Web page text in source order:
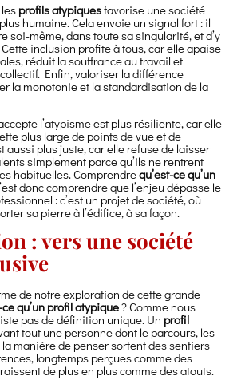
profils atypiquesfavorise une société
humaine. Cela envoie un signal fort : il
soi-même, dans toute sa singularité, et d’y
inclusion profite à tous, car elle apaise
réduit la souffrance au travail et
Enfin, valoriser la différence
la monotonie et la standardisation de la
l’atypisme est plus résiliente, car elle
plus large de points de vue et de
aussi plus juste, car elle refuse de laisser
simplement parce qu’ils ne rentrent
habituelles. Comprendrequ’est-ce qu’un
donc comprendre que l’enjeu dépasse le
: c’est un projet de société, où
sa pierre à l’édifice, à sa façon.
: vers une société
de notre exploration de cette grande
ce qu’un profil atypique? Comme nous
pas de définition unique. Un profil
tout une personne dont le parcours, les
manière de penser sortent des sentiers
longtemps perçues comme des
de plus en plus comme des atouts.